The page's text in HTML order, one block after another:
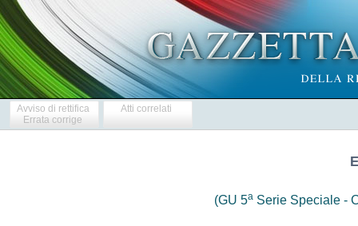
Avviso di rettifica
Errata corrige
Atti correlati
(GU 5a Serie Speciale -